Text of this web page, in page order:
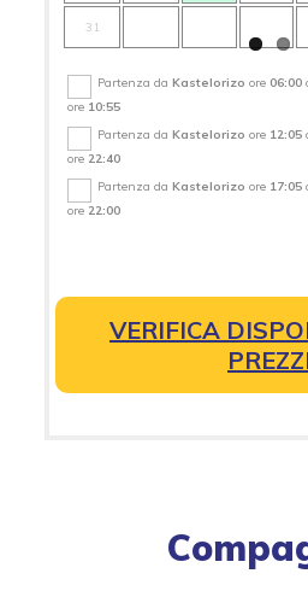
31
Partenza daKastelorizo ore06:00
ore 10:55
Partenza daKastelorizo ore 12:05
ore 22:40
Partenza daKastelorizo ore 17:05
ore 22:00
VERIFICA